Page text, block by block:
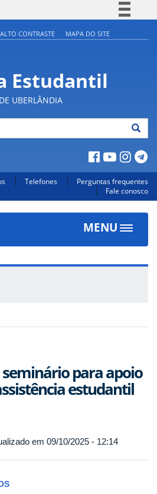
Acesso à informação
Legislação
Canais
ALTO CONTRASTE MAPA DO SITE
Estudantil
UBERLÂNDIA
Telefones
Perguntas frequentes
Fale conosco
MENU
Toggle
para apoio
estudantil
em 09/10/2025 - 12:14